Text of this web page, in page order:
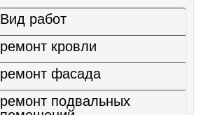
Вид работ
ремонт кровли
ремонт фасада
ремонт подвальных